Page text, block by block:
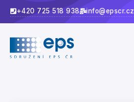
+420 725 518 938 info@epscr.cz